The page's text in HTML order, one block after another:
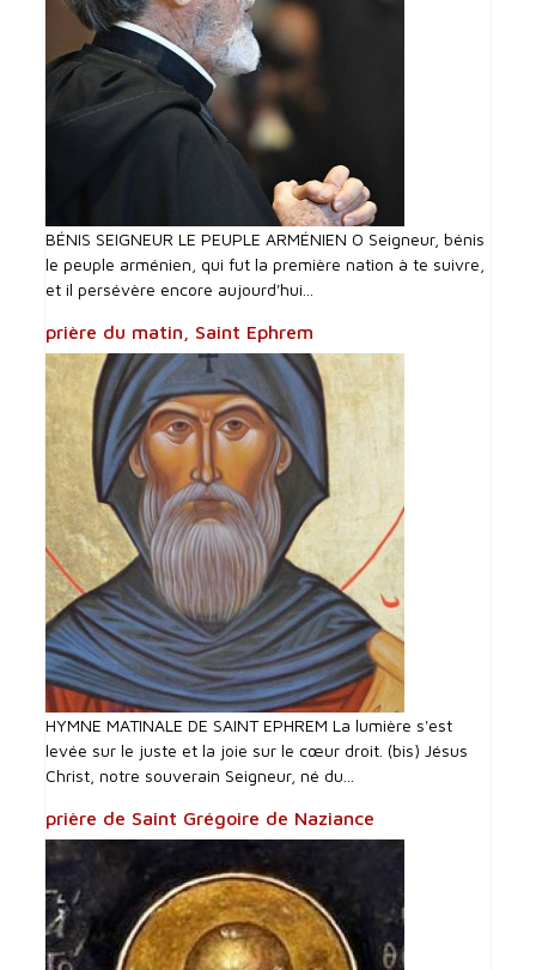
BÉNIS SEIGNEUR LE PEUPLE ARMÉNIEN O Seigneur, bénis
le peuple arménien, qui fut la première nation à te suivre,
et il persévère encore aujourd'hui...
prière du matin, Saint Ephrem
HYMNE MATINALE DE SAINT EPHREM La lumière s'est
levée sur le juste et la joie sur le cœur droit. (bis) Jésus
Christ, notre souverain Seigneur, né du...
prière de Saint Grégoire de Naziance